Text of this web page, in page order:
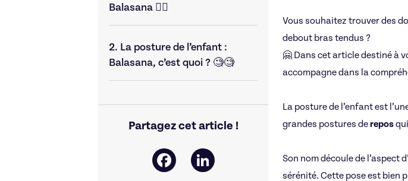
Balasana 🧘‍♀️
2. La posture de l’enfant :
Balasana, c’est quoi ? 🧐🧐
Partagez cet article !
Facebook
LinkedIn
Vous souhaitez trouver des
debout bras tendus ?
🤗 Dans cet article destiné à
accompagne dans la
La posture de l’enfant est
grandes postures derepos
Son nom découle de
sérénité. Cette pose est bien